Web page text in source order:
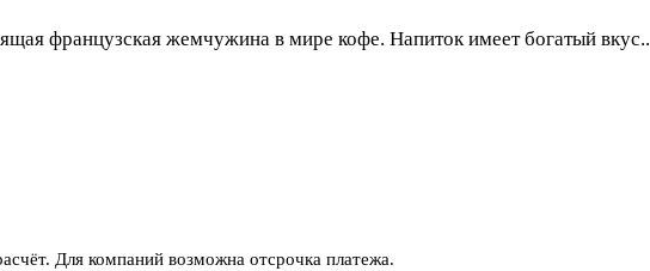
французская жемчужина в мире кофе. Напиток имеет богатый вкус..
Для компаний возможна отсрочка платежа.